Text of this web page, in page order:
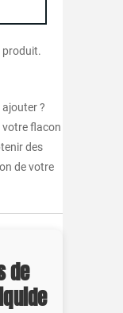
produit.
?
votre flacon
des
de votre
de